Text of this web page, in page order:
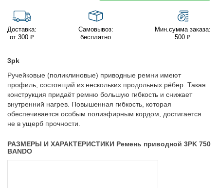
Доставка:
от 300 ₽
Самовывоз:
бесплатно
Мин.сумма заказа:
500 ₽
3pk
Ручейковые (поликлиновые) приводные ремни имеют
профиль, состоящий из нескольких продольных рёбер. Такая
конструкция придаёт ремню большую гибкость и снижает
внутренний нагрев. Повышенная гибкость, которая
обеспечивается особым полиэфирным кордом, достигается
не в ущерб прочности.
РАЗМЕРЫ И ХАРАКТЕРИСТИКИ Ремень приводной 3PK 750
BANDO